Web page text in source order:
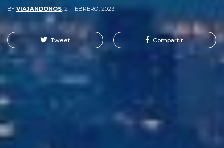
BY VIAJANDONOS, 21 FEBRERO, 2023
Tweet Compartir